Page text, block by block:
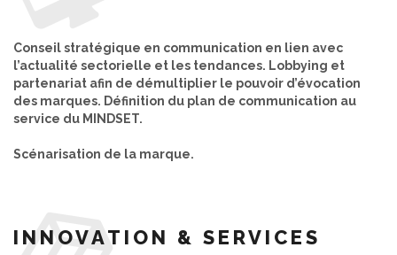
Conseil stratégique en communication en lien avec
l’actualité sectorielle et les tendances. Lobbying et
partenariat afin de démultiplier le pouvoir d’évocation
des marques. Définition du plan de communication au
service du MINDSET.
Scénarisation de la marque.
INNOVATION & SERVICES